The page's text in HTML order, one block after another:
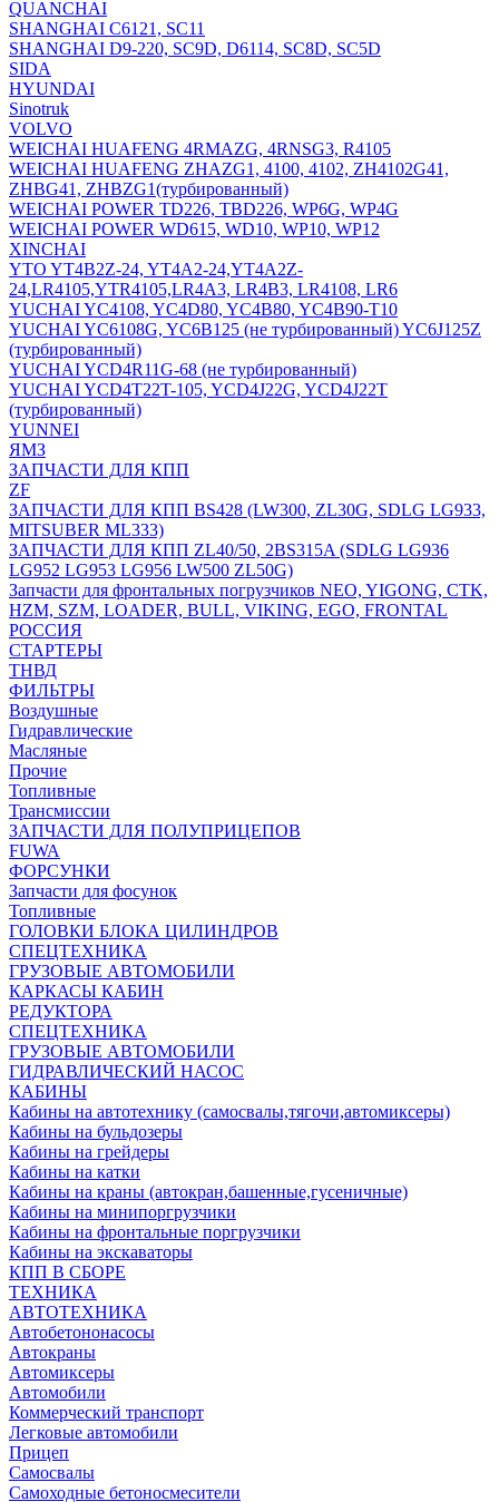
QUANCHAI
SHANGHAI C6121, SC11
SHANGHAI D9-220, SC9D, D6114, SC8D, SC5D
SIDA
HYUNDAI
Sinotruk
VOLVO
WEICHAI HUAFENG 4RMAZG, 4RNSG3, R4105
WEICHAI HUAFENG ZHAZG1, 4100, 4102, ZH4102G41,
ZHBG41, ZHBZG1(турбированный)
WEICHAI POWER TD226, TBD226, WP6G, WP4G
WEICHAI POWER WD615, WD10, WP10, WP12
XINCHAI
YTO YT4B2Z-24, YT4A2-24,YT4A2Z-
24,LR4105,YTR4105,LR4A3, LR4B3, LR4108, LR6
YUCHAI YC4108, YC4D80, YC4B80, YC4B90-T10
YUCHAI YC6108G, YC6B125 (не турбированный) YC6J125Z
(турбированный)
YUCHAI YCD4R11G-68 (не турбированный)
YUCHAI YCD4T22T-105, YCD4J22G, YCD4J22T
(турбированный)
YUNNEI
ЯМЗ
ЗАПЧАСТИ ДЛЯ КПП
ZF
ЗАПЧАСТИ ДЛЯ КПП BS428 (LW300, ZL30G, SDLG LG933,
MITSUBER ML333)
ЗАПЧАСТИ ДЛЯ КПП ZL40/50, 2BS315A (SDLG LG936
LG952 LG953 LG956 LW500 ZL50G)
Запчасти для фронтальных погрузчиков NEO, YIGONG, CTK,
HZM, SZM, LOADER, BULL, VIKING, EGO, FRONTAL
РОССИЯ
СТАРТЕРЫ
ТНВД
ФИЛЬТРЫ
Воздушные
Гидравлические
Масляные
Прочие
Топливные
Трансмиссии
ЗАПЧАСТИ ДЛЯ ПОЛУПРИЦЕПОВ
FUWA
ФОРСУНКИ
Запчасти для фосунок
Топливные
ГОЛОВКИ БЛОКА ЦИЛИНДРОВ
СПЕЦТЕХНИКА
ГРУЗОВЫЕ АВТОМОБИЛИ
КАРКАСЫ КАБИН
РЕДУКТОРА
СПЕЦТЕХНИКА
ГРУЗОВЫЕ АВТОМОБИЛИ
ГИДРАВЛИЧЕСКИЙ НАСОС
КАБИНЫ
Кабины на автотехнику (самосвалы,тягочи,автомиксеры)
Кабины на бульдозеры
Кабины на грейдеры
Кабины на катки
Кабины на краны (автокран,башенные,гусеничные)
Кабины на минипоргрузчики
Кабины на фронтальные поргрузчики
Кабины на экскаваторы
КПП В СБОРЕ
ТЕХНИКА
АВТОТЕХНИКА
Автобетононасосы
Автокраны
Автомиксеры
Автомобили
Коммерческий транспорт
Легковые автомобили
Прицеп
Самосвалы
Самоходные бетоносмесители